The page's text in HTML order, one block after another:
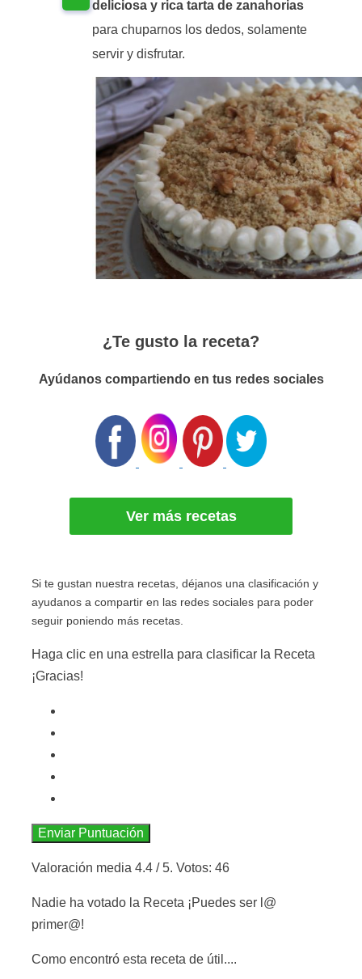
deliciosa y rica tarta de zanahorias
para chuparnos los dedos, solamente
servir y disfrutar.
¿Te gusto la receta?
Ayúdanos compartiendo en tus redes sociales
Ver más recetas
Si te gustan nuestra recetas, déjanos una clasificación y
ayudanos a compartir en las redes sociales para poder
seguir poniendo más recetas.
Haga clic en una estrella para clasificar la Receta
¡Gracias!
Enviar Puntuación
Valoración media 4.4 / 5. Votos: 46
Nadie ha votado la Receta ¡Puedes ser l@
primer@!
Como encontró esta receta de útil....